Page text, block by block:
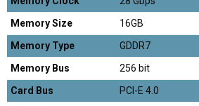
Memory Size
16GB
Memory Type
GDDR7
Memory Bus
256 bit
Card Bus
PCI-E 4.0